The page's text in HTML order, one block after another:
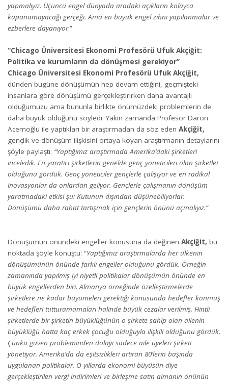
yapmalıyız. Üçüncü engel dünyada aradaki açıkların kolayca
kapanamayacağı gerçeği. Ama en büyük engel zihni yapılanmalar ve
ezberlere dayanıyor.”
“Chicago Üniversitesi Ekonomi Profesörü Ufuk Akçiğit:
Politika ve kurumların da dönüşmesi gerekiyor”
Chicago Üniversitesi Ekonomi Profesörü Ufuk Akçiğit,
dünden bugüne dönüşümün hep devam ettiğini, geçmişteki
insanlara göre dönüşümü gerçekleştirirken daha avantajlı
olduğumuzu ama bununla birlikte önümüzdeki problemlerin de
daha büyük olduğunu söyledi. Yakın zamanda Profesör Daron
Acemoğlu ile yaptıkları bir araştırmadan da söz eden Akçiğit,
gençlik ve dönüşüm ilişkisini ortaya koyan araştırmanın detaylarını
şöyle paylaştı: “Yaptığımız araştırmada Amerika’daki şirketleri
inceledik. En yaratıcı şirketlerin genelde genç yöneticileri olan şirketler
olduğunu gördük. Genç yöneticiler gençlerle çalışıyor ve en radikal
inovasyonlar da onlardan geliyor. Gençlerle çalışmanın dönüşüm
yaratmadaki etkisi şu: Kutunun dışından düşünebiliyorlar.
Dönüşümü daha rahat tartışmak için gençlerin önünü açmalıyız.”
Dönüşümün önündeki engeller konusuna da değinen Akçiğit, bu
noktada şöyle konuştu: “Yaptığımız araştırmalarda her ülkenin
dönüşümünün önünde farklı engeller olduğunu gördük. Örneğin
zamanında yapılmış iyi niyetli politikalar dönüşümün önünde en
büyük engellerden biri. Almanya örneğinde özelleştirmelerde
şirketlere ne kadar büyümeleri gerektiği konusunda hedefler konmuş
ve hedefleri tutturamamaları halinde büyük cezalar verilmiş. Hintli
şirketlerde bir şirketin büyüklüğünün o şirkete sahip olan ailenin
büyüklüğü hatta kaç erkek çocuğu olduğuyla ilişkili olduğunu gördük.
Çünkü güven probleminden dolayı sadece aile üyeleri şirketi
yönetiyor. Amerika’da da eşitsizlikleri artıran 80’lerin başında
uygulanan politikalar. O yıllarda ekonomi büyüsün diye
gerçekleştirilen vergi indirimleri ve birleşme satın almanın önünün